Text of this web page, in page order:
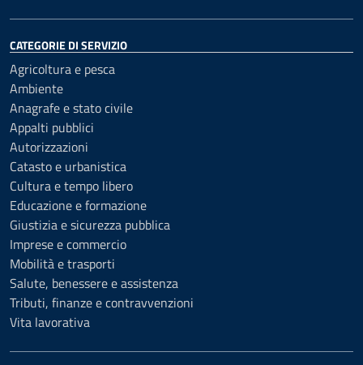
CATEGORIE DI SERVIZIO
Agricoltura e pesca
Ambiente
Anagrafe e stato civile
Appalti pubblici
Autorizzazioni
Catasto e urbanistica
Cultura e tempo libero
Educazione e formazione
Giustizia e sicurezza pubblica
Imprese e commercio
Mobilità e trasporti
Salute, benessere e assistenza
Tributi, finanze e contravvenzioni
Vita lavorativa